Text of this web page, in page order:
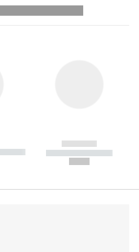
--------
------------
----------- -----------